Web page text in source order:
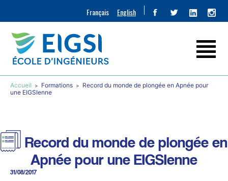
Français English
Accueil Formations
Record du monde de plongée en Apnée pour
une EIGSIenne
Record du monde de plongée en
Apnée pour une EIGSIenne
31/08/2017